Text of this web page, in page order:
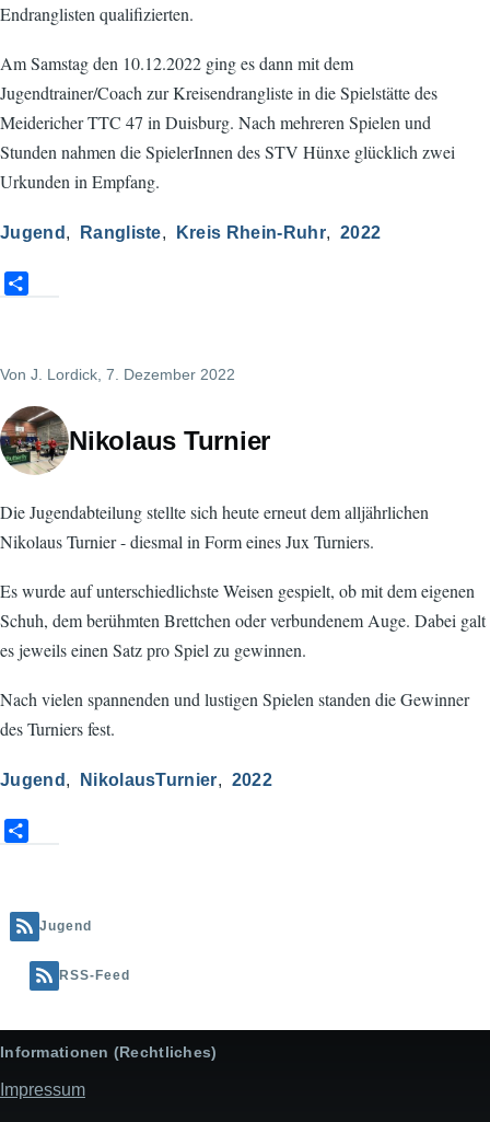
Endranglisten qualifizierten.
Am Samstag den 10.12.2022 ging es dann mit dem
Jugendtrainer/Coach zur Kreisendrangliste in die Spielstätte des
Meidericher TTC 47 in Duisburg. Nach mehreren Spielen und
Stunden nahmen die SpielerInnen des STV Hünxe glücklich zwei
Urkunden in Empfang.
Jugend Rangliste Kreis Rhein-Ruhr 2022
e
Von J. Lordick , 7. Dezember 2022
Nikolaus Turnier
Die Jugendabteilung stellte sich heute erneut dem alljährlichen
Nikolaus Turnier - diesmal in Form eines Jux Turniers.
Es wurde auf unterschiedlichste Weisen gespielt, ob mit dem eigenen
Schuh, dem berühmten Brettchen oder verbundenem Auge. Dabei galt
es jeweils einen Satz pro Spiel zu gewinnen.
Nach vielen spannenden und lustigen Spielen standen die Gewinner
des Turniers fest.
Jugend NikolausTurnier 2022
e Jugend
RSS-Feed
Informationen (Rechtliches)
Impressum